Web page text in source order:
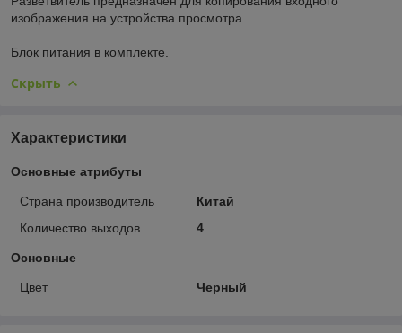
изображения на устройства просмотра.
Блок питания в комплекте.
Скрыть
Характеристики
Основные атрибуты
Страна производитель
Китай
Количество выходов
4
Основные
Цвет Черный